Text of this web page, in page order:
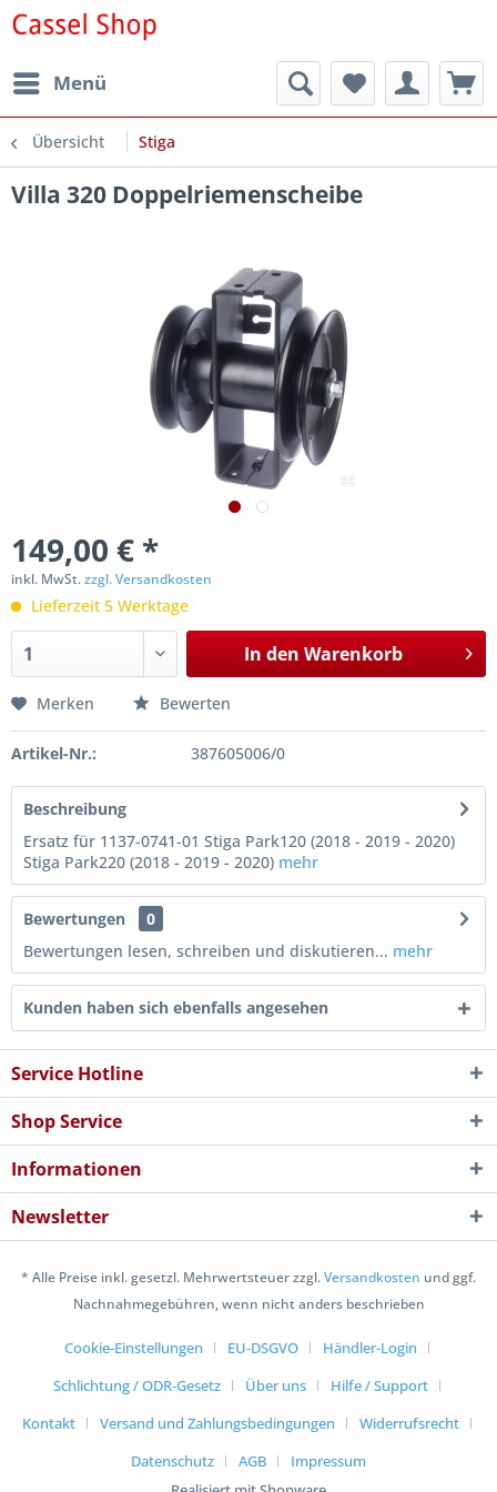
Menü
Übersicht Stiga
Villa 320 Doppelriemenscheibe
149,00 € *
inkl. MwSt.zzgl. Versandkosten
Lieferzeit 5 Werktage
In den Warenkorb
Merken Bewerten
Artikel-Nr.: 387605006/0
Beschreibung
Ersatz für 1137-0741-01 Stiga Park120 (2018 - 2019 - 2020)
Stiga Park220 (2018 - 2019 - 2020) mehr
Bewertungen
0
Bewertungen lesen, schreiben und diskutieren... mehr
Kunden haben sich ebenfalls angesehen
Service Hotline
Shop Service
Informationen
Newsletter
* Alle Preise inkl. gesetzl. Mehrwertsteuer zzgl.Versandkosten und ggf.
Nachnahmegebühren, wenn nicht anders beschrieben
Cookie-Einstellungen EU-DSGVO
Händler-Login
Schlichtung / ODR-Gesetz
Über uns
Hilfe / Support
Kontakt
Versand und Zahlungsbedingungen
Widerrufsrecht
Datenschutz
AGB
Impressum